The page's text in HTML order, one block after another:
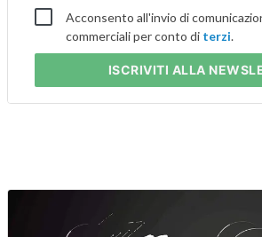
Acconsento all'invio di
commerciali per conto di terzi.
ISCRIVITI ALLA